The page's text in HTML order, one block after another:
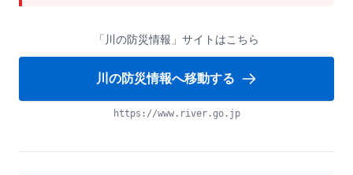
「川の防災情報」サイトはこちら
川の防災情報へ移動する
https://www.river.go.jp